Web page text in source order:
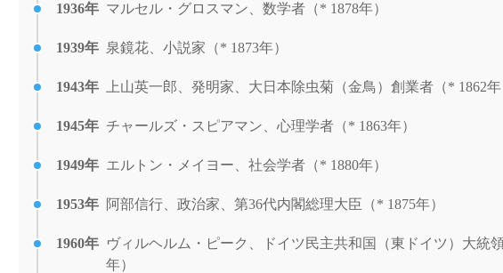
1936年 マルセル・グロスマン、数学者（* 1878年）
1939年 泉鏡花、小説家（* 1873年）
1943年 上山英一郎、発明家、大日本除虫菊（金鳥）創業者（* 1862
1945年 チャールズ・スピアマン、心理学者（* 1863年）
1949年 エルトン・メイヨー、社会学者（* 1880年）
1953年 阿部信行、政治家、第36代内閣総理大臣（* 1875年）
1960年 ヴィルヘルム・ピーク、ドイツ民主共和国（東ドイツ）大統
年）